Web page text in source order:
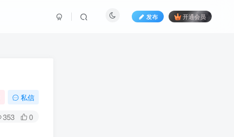
发布 开通会员
私信
353 0